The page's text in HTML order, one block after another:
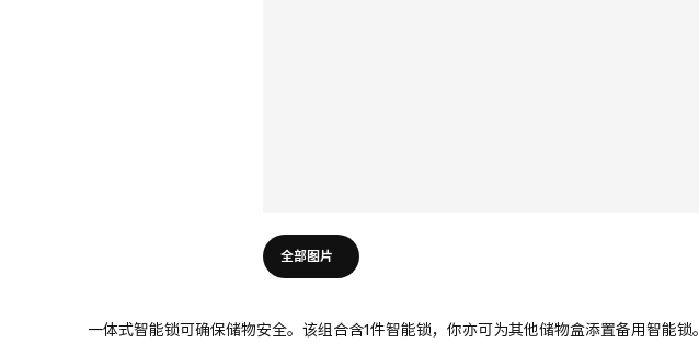
全部图片
一体式智能锁可确保储物安全。该组合含1件智能锁，你亦可为其他储物盒添置备用智能锁。